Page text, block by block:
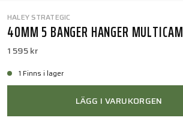
HALEY STRATEGIC
40MM 5 BANGER HANGER MULTICAM
1 595 kr
1 Finns i lager
LÄGG I VARUKORGEN